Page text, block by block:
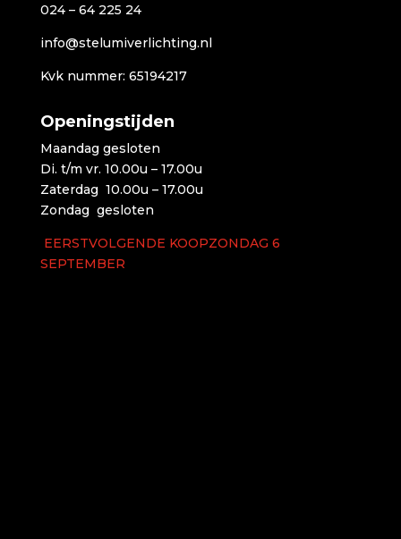
024 – 64 225 24
info@stelumiverlichting.nl
Kvk nummer: 65194217
Openingstijden
Maandag gesloten
Di. t/m vr. 10.00u – 17.00u
Zaterdag 10.00u – 17.00u
Zondag gesloten
EERSTVOLGENDE KOOPZONDAG 6
SEPTEMBER